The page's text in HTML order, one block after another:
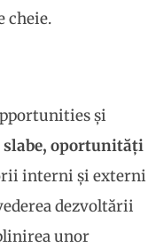
cheie.
și
oportunități
interni și externi
dezvoltării
unor